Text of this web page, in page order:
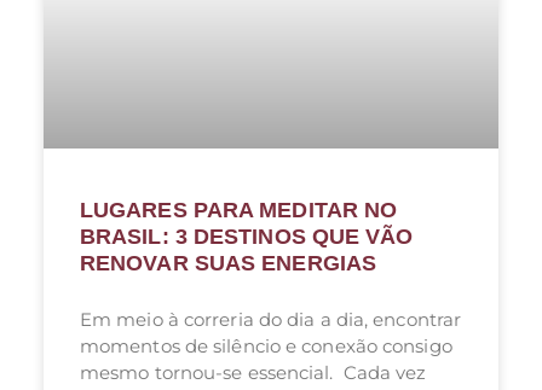
LUGARES PARA MEDITAR NO
BRASIL: 3 DESTINOS QUE VÃO
RENOVAR SUAS ENERGIAS
Em meio à correria do dia a dia, encontrar
momentos de silêncio e conexão consigo
mesmo tornou-se essencial. Cada vez